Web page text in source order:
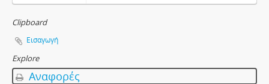
Clipboard
Εισαγωγή
Explore
Αναφορές